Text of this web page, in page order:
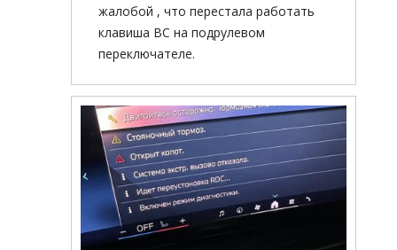
жалобой , что перестала работать
клавиша BC на подрулевом
переключателе.